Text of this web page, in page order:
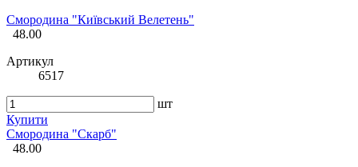
Смородина "Київський Велетень"
48.00
Артикул
6517
шт
Купити
Смородина "Скарб"
48.00